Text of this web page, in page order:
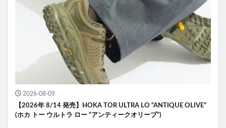
2026-08-09
【2026年 8/14 発売】HOKA TOR ULTRA LO “ANTIQUE OLIVE”
(ホカ トー ウルトラ ロー “アンティークオリーブ”)